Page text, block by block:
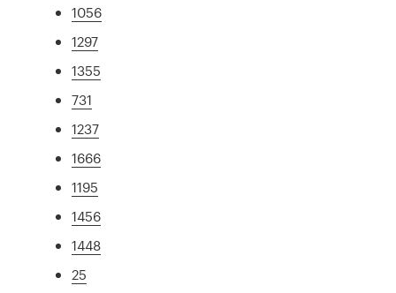
1056
1297
1355
731
1237
1666
1195
1456
1448
25